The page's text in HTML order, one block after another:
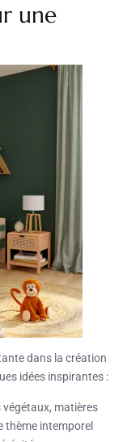
une
dans la création
idées inspirantes :
matières
thème intemporel